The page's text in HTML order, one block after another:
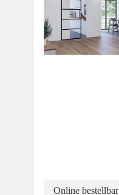
Online bestellbar